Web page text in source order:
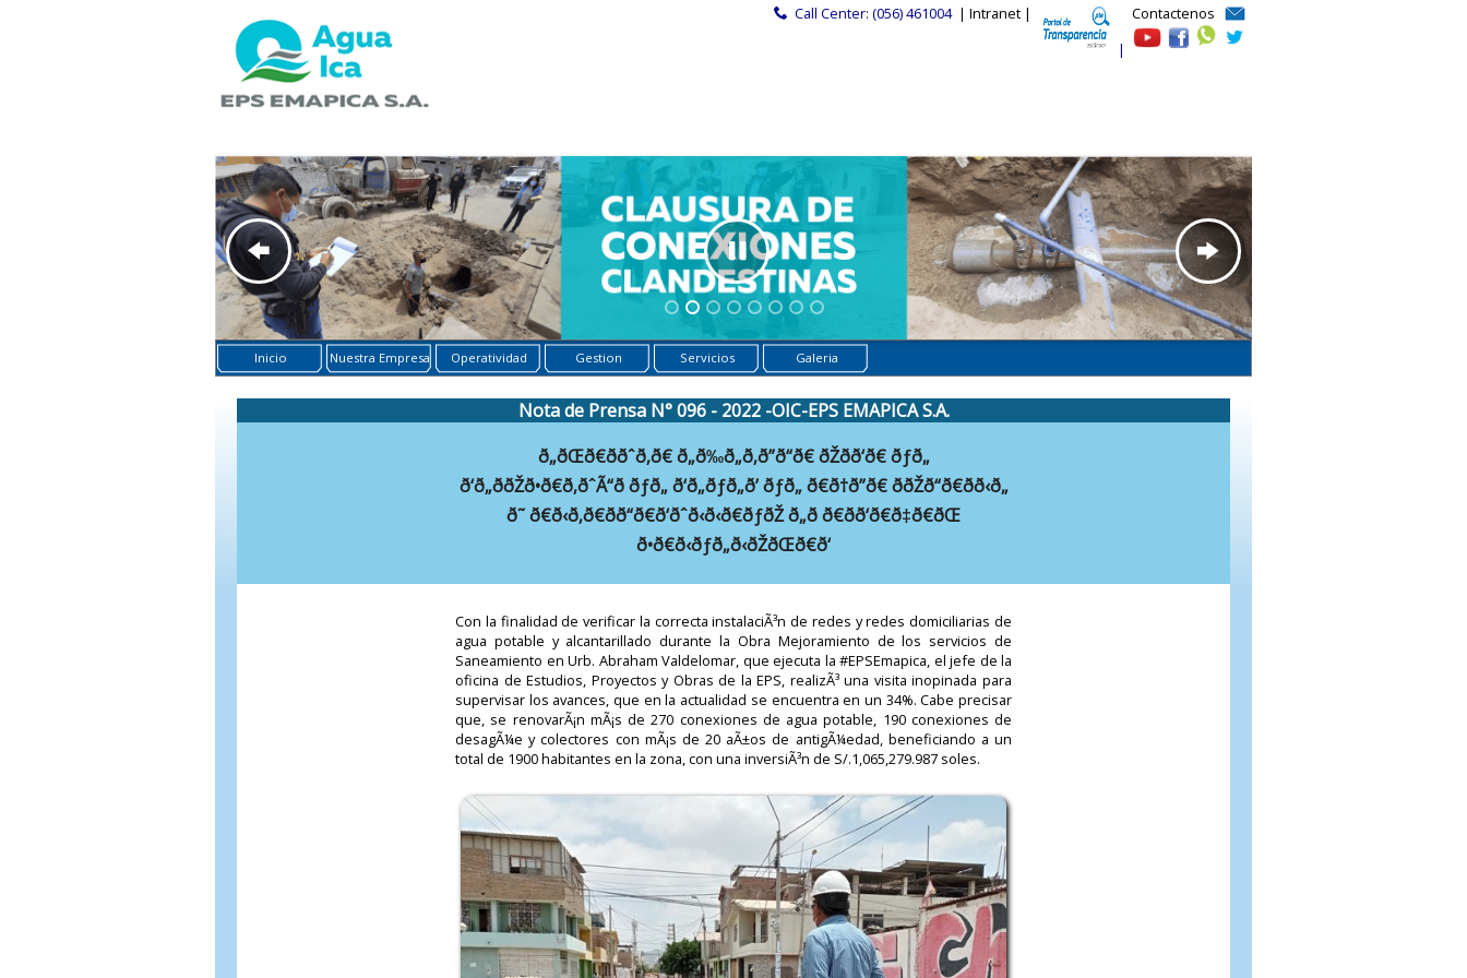
Call Center: (056) 461004 | Intranet |
|
Contactenos
Inicio Nuestra Empresa Operatividad Gestion Servicios Galeria
Nota de Prensa N° 096 - 2022 -OIC-EPS EMAPICA S.A.
ð„ðŒð€ððˆð‚ð€ ð„ð‰ð„ð‚ð”ð“ð€ ðŽðð‘ð€ ðƒð„
ð‘ð„ððŽð•ð€ð‚ðˆÃ“ð ðƒð„ ð‘ð„ðƒð„ð’ ðƒð„ ð€ð†ð”ð€ ððŽð“ð€ðð‹ð„
ð˜ ð€ð‹ð‚ð€ðð“ð€ð‘ðˆð‹ð‹ð€ðƒðŽ ð„ð ð€ðð‘ð€ð‡ð€ðŒ
ð•ð€ð‹ðƒð„ð‹ðŽðŒð€ð‘
Con la finalidad de verificar la correcta instalaciÃ³n de redes y redes domiciliarias de
agua potable y alcantarillado durante la Obra Mejoramiento de los servicios de
Saneamiento en Urb. Abraham Valdelomar, que ejecuta la #EPSEmapica, el jefe de la
oficina de Estudios, Proyectos y Obras de la EPS, realizÃ³ una visita inopinada para
supervisar los avances, que en la actualidad se encuentra en un 34%. Cabe precisar
que, se renovarÃ¡n mÃ¡s de 270 conexiones de agua potable, 190 conexiones de
desagÃ¼e y colectores con mÃ¡s de 20 aÃ±os de antigÃ¼edad, beneficiando a un
total de 1900 habitantes en la zona, con una inversiÃ³n de S/.1,065,279.987 soles.